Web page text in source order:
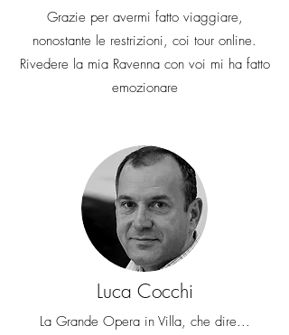
Grazie per avermi fatto viaggiare,
nonostante le restrizioni, coi tour online.
Rivedere la mia Ravenna con voi mi ha fatto
emozionare
Luca Cocchi
La Grande Opera in Villa, che dire...